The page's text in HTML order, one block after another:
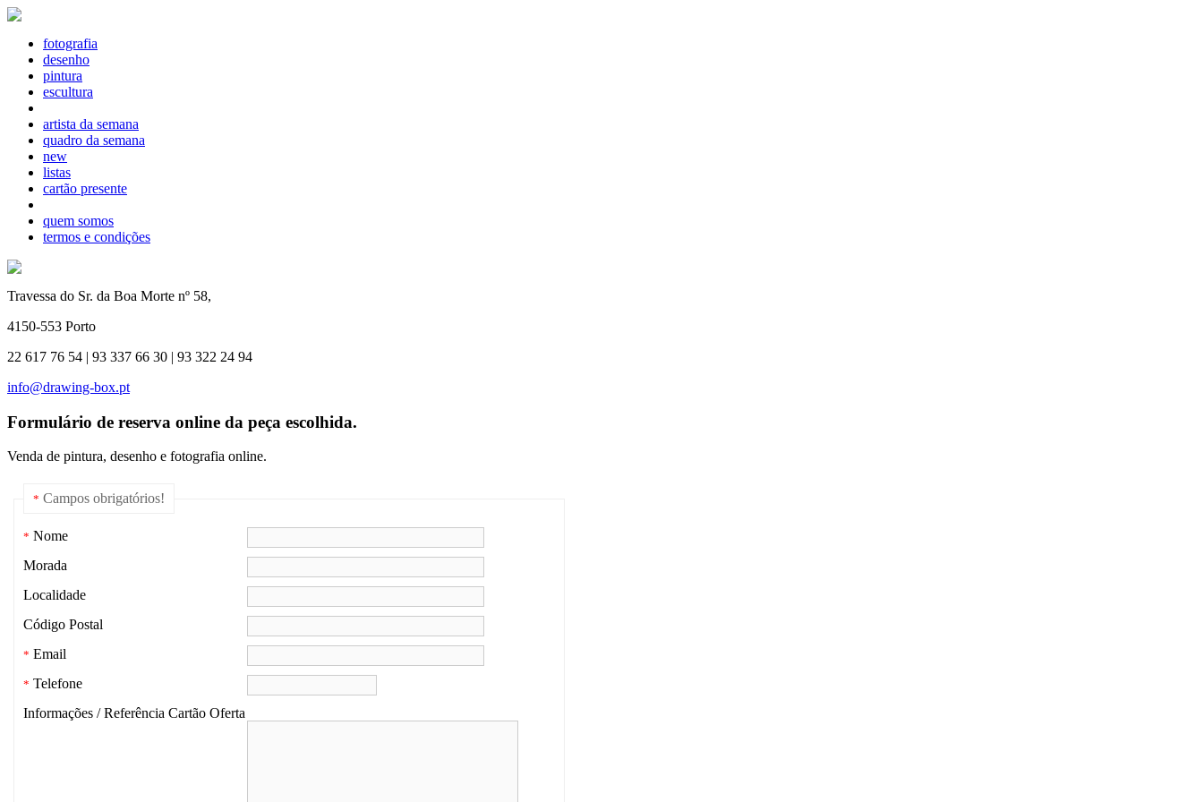
fotografia
desenho
pintura
escultura
artista da semana
quadro da semana
new
listas
cartão presente
quem somos
termos e condições
Travessa do Sr. da Boa Morte nº 58,
4150-553 Porto
22 617 76 54 | 93 337 66 30 | 93 322 24 94
info@drawing-box.pt
Formulário de reserva online da peça escolhida.
Venda de pintura, desenho e fotografia online.
* Campos obrigatórios!
* Nome
Morada
Localidade
Código Postal
* Email
* Telefone
Informações / Referência Cartão Oferta